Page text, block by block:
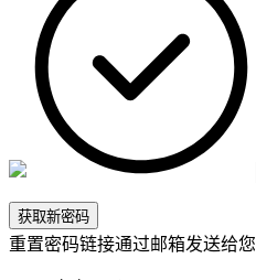
重置密码链接通过邮箱发送给您